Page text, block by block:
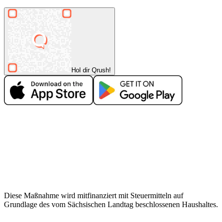
Hol dir Qrush!
Diese Maßnahme wird mitfinanziert mit Steuermitteln auf
Grundlage des vom Sächsischen Landtag beschlossenen Haushaltes.